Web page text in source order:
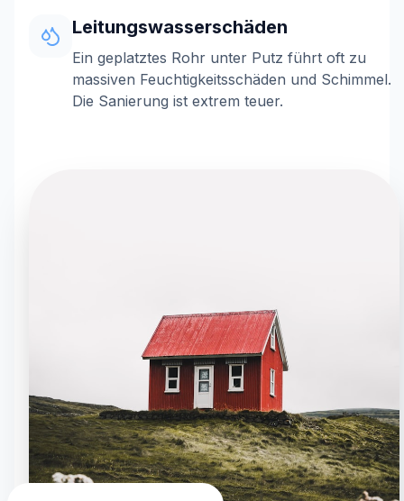
Leitungswasserschäden
Ein geplatztes Rohr unter Putz führt oft zu
massiven Feuchtigkeitsschäden und Schimmel.
Die Sanierung ist extrem teuer.